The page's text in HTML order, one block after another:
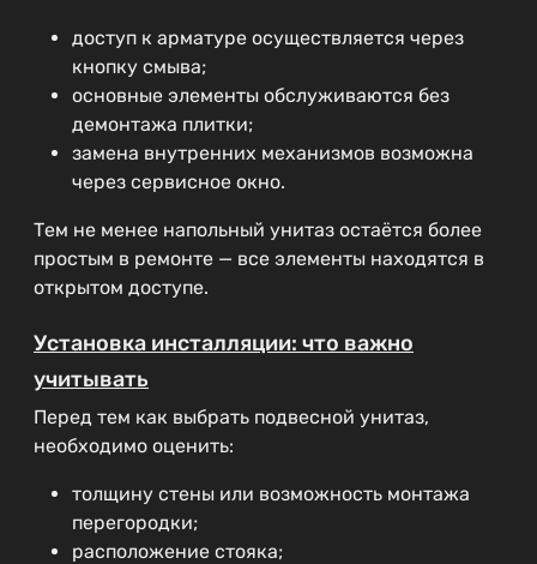
доступ к арматуре осуществляется через
кнопку смыва;
основные элементы обслуживаются без
демонтажа плитки;
замена внутренних механизмов возможна
через сервисное окно.
Тем не менее напольный унитаз остаётся более
простым в ремонте — все элементы находятся в
открытом доступе.
Установка инсталляции: что важно
учитывать
Перед тем как выбрать подвесной унитаз,
необходимо оценить:
толщину стены или возможность монтажа
перегородки;
расположение стояка;